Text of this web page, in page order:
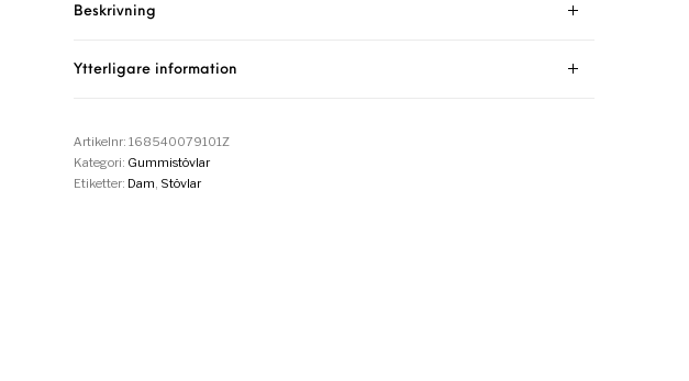
Beskrivning
Ytterligare information
Artikelnr: 168540079101Z
Kategori: Gummistövlar
Etiketter: Dam Stövlar